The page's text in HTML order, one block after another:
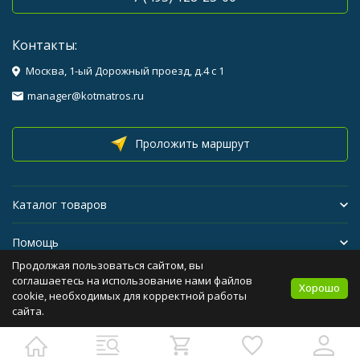
Контакты:
Москва, 1-ый Дорожный проезд, д.4 с 1
manager@kotmatros.ru
Проложить маршрут
Каталог товаров
Помощь
Бренды
Политика персональных данных Карта сайта
Продолжая пользоваться сайтом, вы
соглашаетесь на использование нами файлов
cookie, необходимых для корректной работы
сайта.
Хорошо